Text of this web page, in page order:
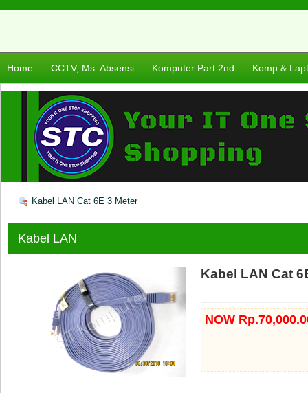
Home CCTV, Ms. Absensi Komputer Part 2nd Komp &
Kabel LAN Cat 6E 3 Meter
Kabel LAN
Kabel LAN Cat
NOW